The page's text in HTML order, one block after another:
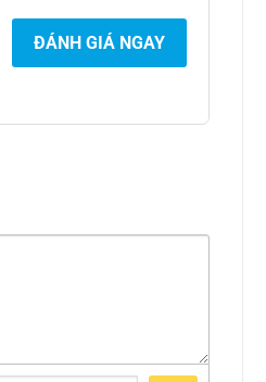
ĐÁNH GIÁ NGAY